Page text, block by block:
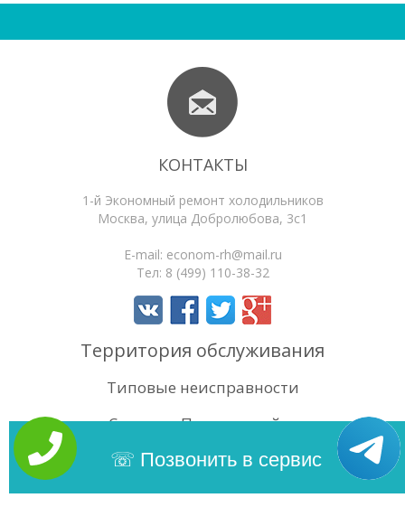
КОНТАКТЫ
1-й Экономный ремонт холодильников
Москва, улица Добролюбова, 3с1
E-mail: econom-rh@mail.ru
Тел: 8 (499) 110-38-32
Территория обслуживания
Типовые неисправности
Статьи
Поиск по сайту
Позвонить в сервис